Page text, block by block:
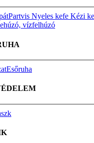
Partvis Nyeles kefe Kézi
vízfelhúzó
Esőruha